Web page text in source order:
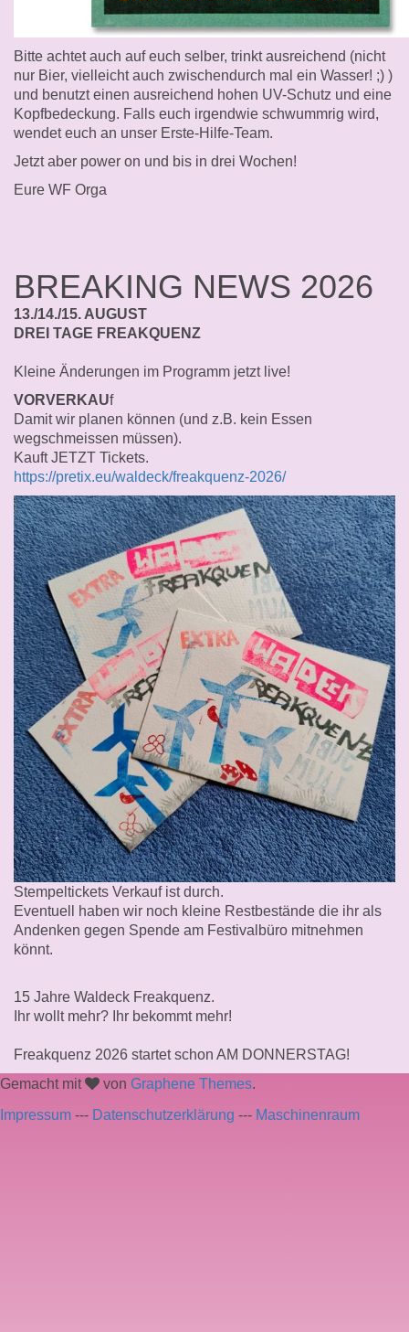
Bitte achtet auch auf euch selber, trinkt ausreichend (nicht
nur Bier, vielleicht auch zwischendurch mal ein Wasser! ;) )
und benutzt einen ausreichend hohen UV-Schutz und eine
Kopfbedeckung. Falls euch irgendwie schwummrig wird,
wendet euch an unser Erste-Hilfe-Team.
Jetzt aber power on und bis in drei Wochen!
Eure WF Orga
BREAKING NEWS 2026
13./14./15. AUGUST
DREI TAGE FREAKQUENZ
Kleine Änderungen im Programm jetzt live!
VORVERKAUf
Damit wir planen können (und z.B. kein Essen
wegschmeissen müssen).
Kauft JETZT Tickets.
https://pretix.eu/waldeck/freakquenz-2026/
Stempeltickets Verkauf ist durch.
Eventuell haben wir noch kleine Restbestände die ihr als
Andenken gegen Spende am Festivalbüro mitnehmen
könnt.
15 Jahre Waldeck Freakquenz.
Ihr wollt mehr? Ihr bekommt mehr!
Freakquenz 2026 startet schon AM DONNERSTAG!
Gemacht mit
von Graphene Themes.
Impressum --- Datenschutzerklärung --- Maschinenraum